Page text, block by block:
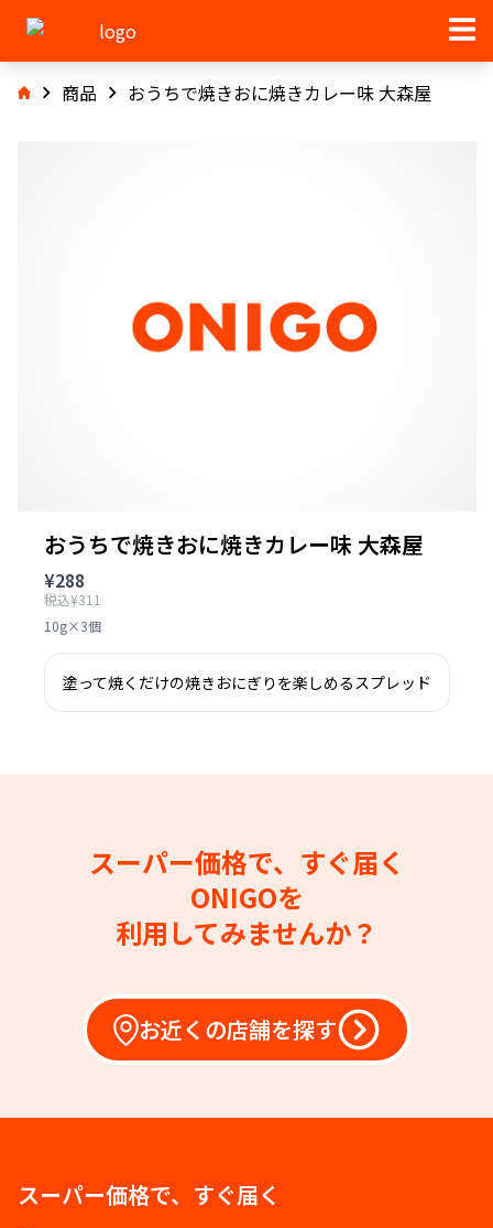
商品 おうちで焼きおに焼きカレー味 大森屋
おうちで焼きおに焼きカレー味 大森屋
¥288
税込¥311
10g×3個
塗って焼くだけの焼きおにぎりを楽しめるスプレッド
スーパー価格で、すぐ届く
ONIGOを
利用してみませんか？
お近くの店舗を探す
スーパー価格で、すぐ届く